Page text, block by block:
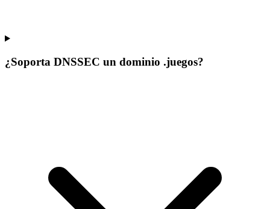
¿Soporta DNSSEC un dominio .juegos?